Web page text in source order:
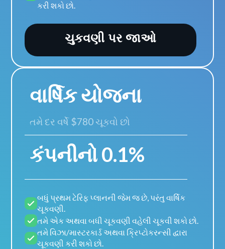
કરી શકો છો.
ચુકવણી પર જાઓ
વાર્ષિક યોજના
તમે દર વર્ષે $780 ચૂકવો છો
કંપનીનો 0.1%
બધું પ્રથમ ટેરિફ પ્લાનની જેમ જ છે, પરંતુ વાર્ષિક
ચૂકવણી.
તમે એક અથવા બધી ચૂકવણી વહેલી ચૂકવી શકો છો.
તમે વિઝા/માસ્ટરકાર્ડ અથવા ક્રિપ્ટોકરન્સી દ્વારા
ચૂકવણી કરી શકો છો.